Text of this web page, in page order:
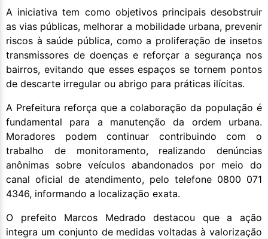
A iniciativa tem como objetivos principais desobstruir
as vias públicas, melhorar a mobilidade urbana, prevenir
riscos à saúde pública, como a proliferação de insetos
transmissores de doenças e reforçar a segurança nos
bairros, evitando que esses espaços se tornem pontos
de descarte irregular ou abrigo para práticas ilícitas.
A Prefeitura reforça que a colaboração da população é
fundamental para a manutenção da ordem urbana.
Moradores podem continuar contribuindo com o
trabalho de monitoramento, realizando denúncias
anônimas sobre veículos abandonados por meio do
canal oficial de atendimento, pelo telefone 0800 071
4346, informando a localização exata.
O prefeito Marcos Medrado destacou que a ação
integra um conjunto de medidas voltadas à valorização